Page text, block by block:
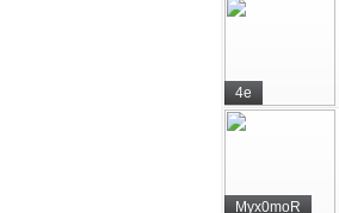
4e
Myx0moR